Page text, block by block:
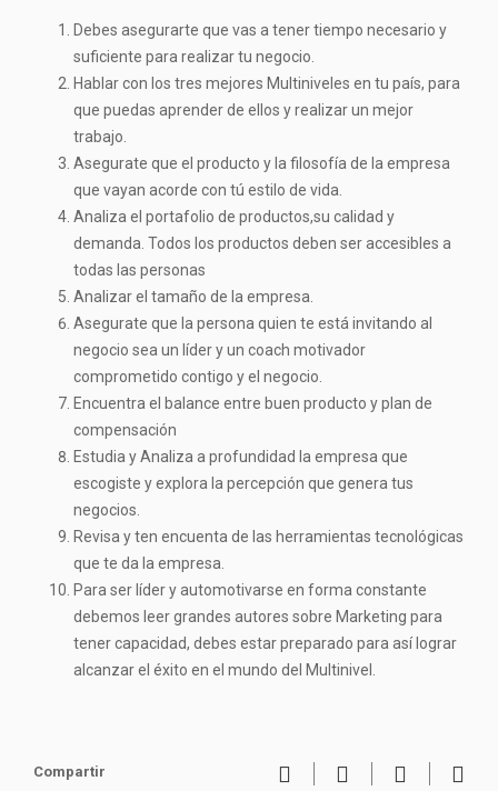
Debes asegurarte que vas a tener tiempo necesario y
suficiente para realizar tu negocio.
Hablar con los tres mejores Multiniveles en tu país, para
que puedas aprender de ellos y realizar un mejor
trabajo.
Asegurate que el producto y la filosofía de la empresa
que vayan acorde con tú estilo de vida.
Analiza el portafolio de productos,su calidad y
demanda. Todos los productos deben ser accesibles a
todas las personas
Analizar el tamaño de la empresa.
Asegurate que la persona quien te está invitando al
negocio sea un líder y un coach motivador
comprometido contigo y el negocio.
Encuentra el balance entre buen producto y plan de
compensación
Estudia y Analiza a profundidad la empresa que
escogiste y explora la percepción que genera tus
negocios.
Revisa y ten encuenta de las herramientas tecnológicas
que te da la empresa.
Para ser líder y automotivarse en forma constante
debemos leer grandes autores sobre Marketing para
tener capacidad, debes estar preparado para así lograr
alcanzar el éxito en el mundo del Multinivel.
Compartir